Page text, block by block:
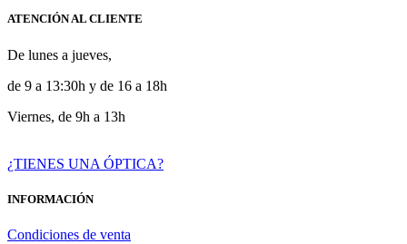
ATENCIÓN AL CLIENTE
De lunes a jueves,
de 9 a 13:30h y de 16 a 18h
Viernes, de 9h a 13h
¿TIENES UNA ÓPTICA?
INFORMACIÓN
Condiciones de venta